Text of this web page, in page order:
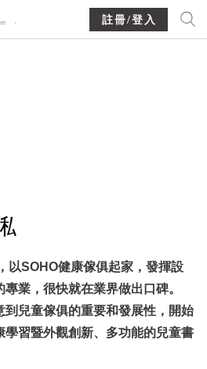
註冊/登入
以SOHO健康傢俱起家，發揮設
業，很快就在業界做出口碑。
到兒童傢俱的重要和發展性，開始
學習暨外觀創新、多功能的兒童書